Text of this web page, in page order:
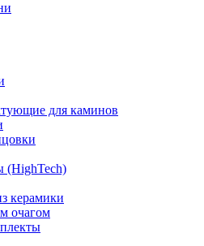
для каминов
(HighTech)
керамики
очагом